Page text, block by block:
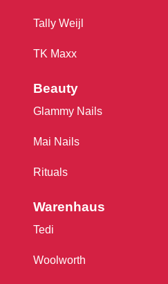
Tally Weijl
TK Maxx
Beauty
Glammy Nails
Mai Nails
Rituals
Warenhaus
Tedi
Woolworth